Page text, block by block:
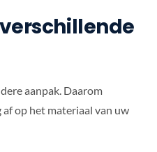
aanpak. Daarom
op het materiaal van uw